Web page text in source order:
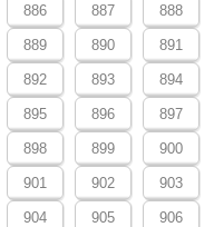
886 887 888
889 890 891
892 893 894
895 896 897
898 899 900
901 902 903
904 905 906